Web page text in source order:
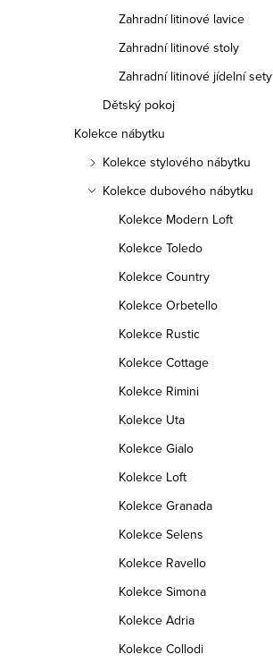
Zahradní litinové lavice
Zahradní litinové stoly
Zahradní litinové jídelní sety
Dětský pokoj
Kolekce nábytku
Kolekce stylového nábytku
Kolekce dubového nábytku
Kolekce Modern Loft
Kolekce Toledo
Kolekce Country
Kolekce Orbetello
Kolekce Rustic
Kolekce Cottage
Kolekce Rimini
Kolekce Uta
Kolekce Gialo
Kolekce Loft
Kolekce Granada
Kolekce Selens
Kolekce Ravello
Kolekce Simona
Kolekce Adria
Kolekce Collodi
Doprava zdarma